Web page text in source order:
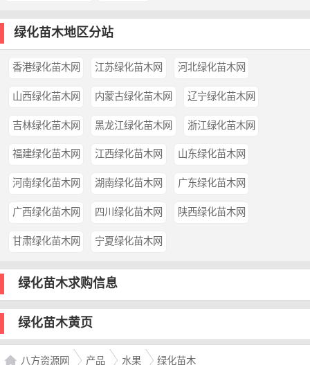
绿化苗木地区分站
香港绿化苗木网 江苏绿化苗木网 河北绿化苗木网
山西绿化苗木网 内蒙古绿化苗木网 辽宁绿化苗木网
吉林绿化苗木网 黑龙江绿化苗木网 浙江绿化苗木网
福建绿化苗木网 江西绿化苗木网 山东绿化苗木网
河南绿化苗木网 湖南绿化苗木网 广东绿化苗木网
广西绿化苗木网 四川绿化苗木网 陕西绿化苗木网
甘肃绿化苗木网 宁夏绿化苗木网
绿化苗木求购信息
绿化苗木黄页
八方资源网 产品 水果 绿化苗木